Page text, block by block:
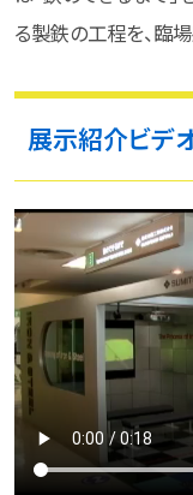
る製鉄の工程を、臨
展示紹介ビデ